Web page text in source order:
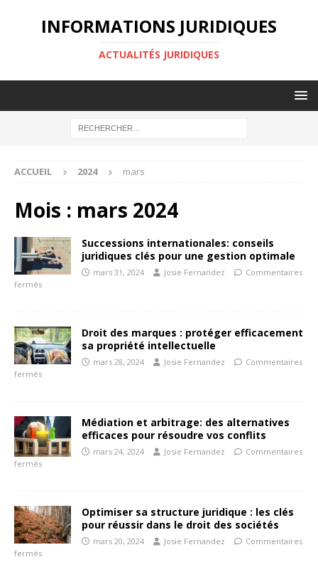
INFORMATIONS JURIDIQUES
ACTUALITÉS JURIDIQUES
ACCUEIL 2024 mars
Mois : mars 2024
Successions internationales: conseils
juridiques clés pour une gestion optimale
mars 31, 2024 Josie Fernandez
Commentaires
fermés
Droit des marques : protéger efficacement
sa propriété intellectuelle
mars 28, 2024 Josie Fernandez
Commentaires
fermés
Médiation et arbitrage: des alternatives
efficaces pour résoudre vos conflits
mars 24, 2024 Josie Fernandez
Commentaires
fermés
Optimiser sa structure juridique : les clés
pour réussir dans le droit des sociétés
mars 20, 2024 Josie Fernandez
Commentaires
fermés